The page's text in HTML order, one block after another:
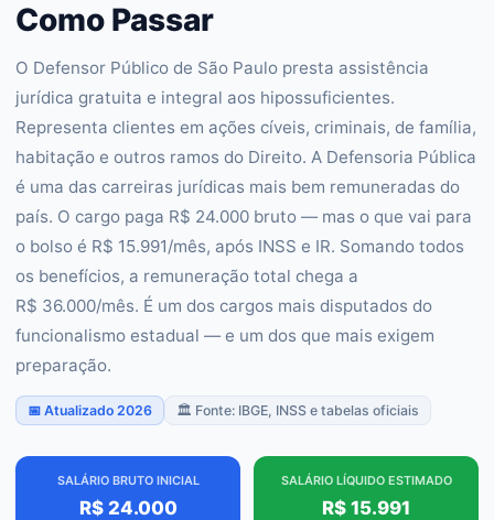
Como Passar
O Defensor Público de São Paulo presta assistência
jurídica gratuita e integral aos hipossuficientes.
Representa clientes em ações cíveis, criminais, de família,
habitação e outros ramos do Direito. A Defensoria Pública
é uma das carreiras jurídicas mais bem remuneradas do
país. O cargo paga R$ 24.000 bruto — mas o que vai para
o bolso é R$ 15.991/mês, após INSS e IR. Somando todos
os benefícios, a remuneração total chega a
R$ 36.000/mês. É um dos cargos mais disputados do
funcionalismo estadual — e um dos que mais exigem
preparação.
📅 Atualizado 2026 🏛️ Fonte: IBGE, INSS e tabelas oficiais
SALÁRIO BRUTO INICIAL
R$ 24.000
SALÁRIO LÍQUIDO ESTIMADO
R$ 15.991